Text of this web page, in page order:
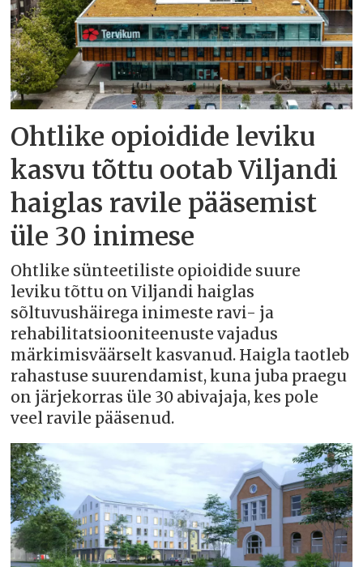
Ohtlike opioidide leviku
kasvu tõttu ootab Viljandi
haiglas ravile pääsemist
üle 30 inimese
Ohtlike sünteetiliste opioidide suure
leviku tõttu on Viljandi haiglas
sõltuvushäirega inimeste ravi- ja
rehabilitatsiooniteenuste vajadus
märkimisväärselt kasvanud. Haigla taotleb
rahastuse suurendamist, kuna juba praegu
on järjekorras üle 30 abivajaja, kes pole
veel ravile pääsenud.